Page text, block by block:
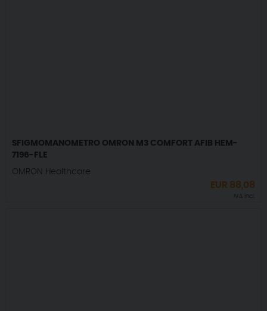
SFIGMOMANOMETRO OMRON M3 COMFORT AFIB HEM-
7196-FLE
OMRON Healthcare
EUR 88,08
IVA incl.